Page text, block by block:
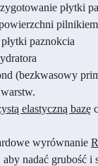
płytki
płytki paznokcia
(bezkwasowy
elastyczną bazę
wyrównanie
aby nadać grubość i